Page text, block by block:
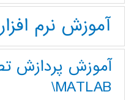
آموزش نرم
آموزش پردازش
MATLAB\